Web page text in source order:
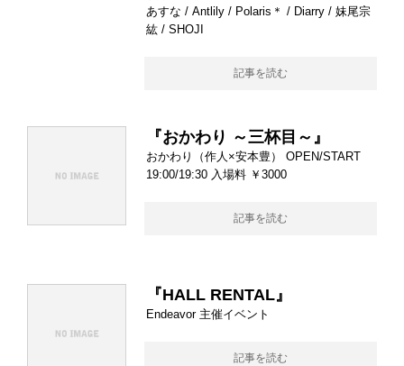
あすな / Antlily / Polaris＊ / Diarry / 妹尾宗
紘 / SHOJI
記事を読む
『おかわり ～三杯目～』
おかわり（作人×安本豊） OPEN/START
19:00/19:30 入場料 ￥3000
記事を読む
『HALL RENTAL』
Endeavor 主催イベント
記事を読む